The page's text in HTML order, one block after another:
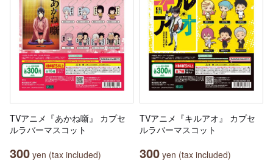
TVアニメ『あかね噺』 カプセ
ルラバーマスコット
300 yen (tax included)
TVアニメ『キルアオ』 カプセ
ルラバーマスコット
300 yen (tax included)